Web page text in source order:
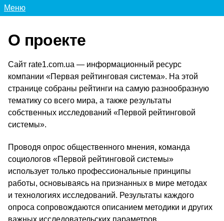
Меню
О проекте
Сайт rate1.com.ua — информационный ресурс
компании «Первая рейтинговая система». На этой
странице собраны рейтинги на самую разнообразную
тематику со всего мира, а также результаты
собственных исследований «Первой рейтинговой
системы».
Проводя опрос общественного мнения, команда
социологов «Первой рейтинговой системы»
использует только профессиональные принципы
работы, основываясь на признанных в мире методах
и технологиях исследований. Результаты каждого
опроса сопровождаются описанием методики и других